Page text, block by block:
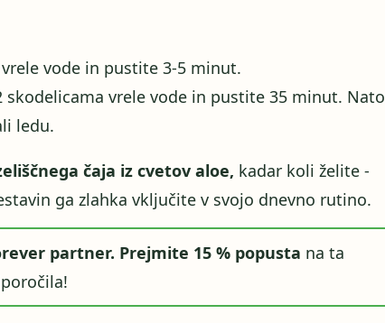
vode in pustite 3-5 minut.
skodelicama vrele vode in pustite 35 minut. Nato
ledu.
čaja iz cvetov aloe, kadar koli želite -
ga zlahka vključite v svojo dnevno rutino.
partner. Prejmite 15 % popusta na ta